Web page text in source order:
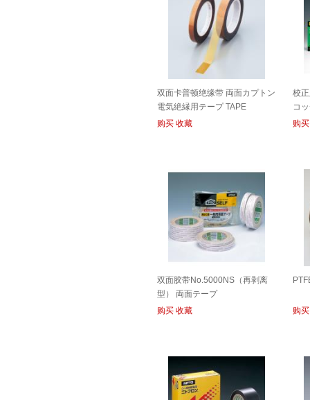
双面卡普顿绝缘带 両面カプトン
電気絶縁用テープ TAPE
购买 收藏
校
コ
购买
双面胶带No.5000NS（再剥离
型） 両面テープ
No.5000NS（再剥離タイプ）
购买 收藏 购买